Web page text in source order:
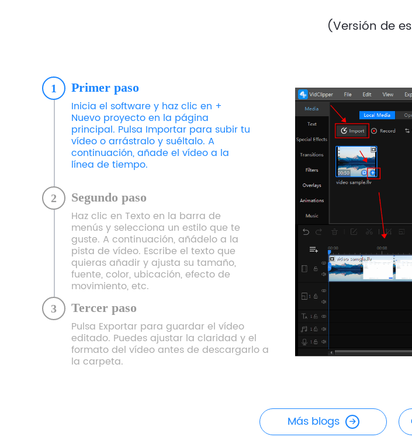
(Versión de
1 Primer paso
Inicia el software y haz clic en +
Nuevo proyecto en la página
principal. Pulsa Importar para subir tu
vídeo o arrástralo y suéltalo. A
continuación, añade el vídeo a la
línea de tiempo.
2 Segundo paso
Haz clic en Texto en la barra de
menús y selecciona un estilo que te
guste. A continuación, añádelo a la
pista de vídeo. Escribe el texto que
quieras añadir y ajusta su tamaño,
fuente, color, ubicación, efecto de
movimiento, etc.
3 Tercer paso
Pulsa Exportar para guardar el vídeo
editado. Puedes ajustar la claridad y el
formato del vídeo antes de descargarlo a
la carpeta.
Más blogs